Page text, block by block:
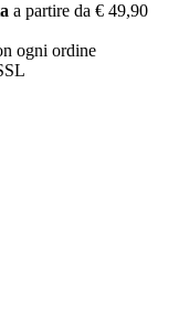
a partire da € 49,90
ogni ordine